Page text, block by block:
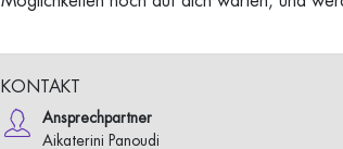
KONTAKT
Ansprechpartner
Aikaterini Panoudi